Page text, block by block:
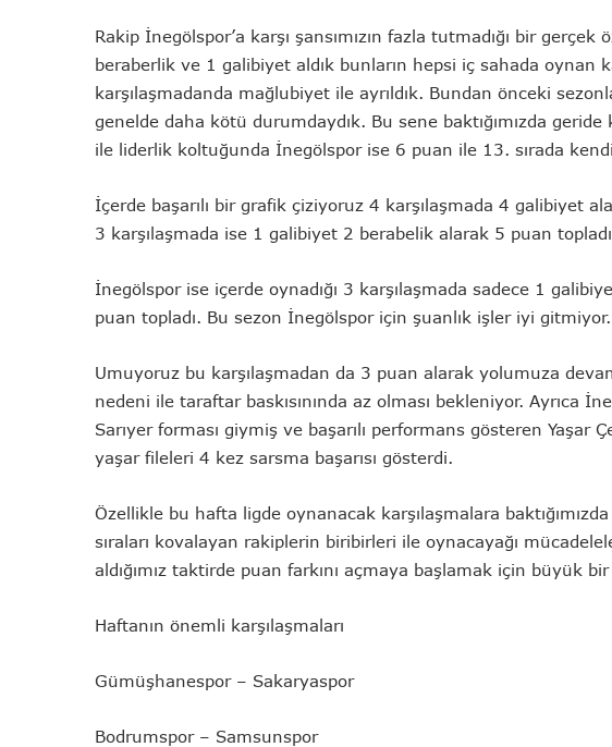
Rakip İnegölspor’a karşı şansımızın fazla tutmadığı bir
beraberlik ve 1 galibiyet aldık bunların hepsi iç sahada oynan
karşılaşmadanda mağlubiyet ile ayrıldık. Bundan önceki
genelde daha kötü durumdaydık. Bu sene baktığımızda
ile liderlik koltuğunda İnegölspor ise 6 puan ile 13. sırada
İçerde başarılı bir grafik çiziyoruz 4 karşılaşmada 4 galibiyet
3 karşılaşmada ise 1 galibiyet 2 berabelik alarak 5 puan
İnegölspor ise içerde oynadığı 3 karşılaşmada sadece 1
puan topladı. Bu sezon İnegölspor için şuanlık işler iyi
Umuyoruz bu karşılaşmadan da 3 puan alarak yolumuza
nedeni ile taraftar baskısınında az olması bekleniyor. Ayrıca
Sarıyer forması giymiş ve başarılı performans gösteren
yaşar fileleri 4 kez sarsma başarısı gösterdi.
Özellikle bu hafta ligde oynanacak karşılaşmalara
sıraları kovalayan rakiplerin biribirleri ile oynacayağı
aldığımız taktirde puan farkını açmaya başlamak için büyük
Haftanın önemli karşılaşmaları
Gümüşhanespor – Sakaryaspor
Bodrumspor – Samsunspor